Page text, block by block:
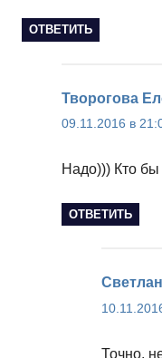
ОТВЕТИТЬ
Творогова
09.11.2016 в
Надо))) Кто бы
ОТВЕТИТЬ
Точно,